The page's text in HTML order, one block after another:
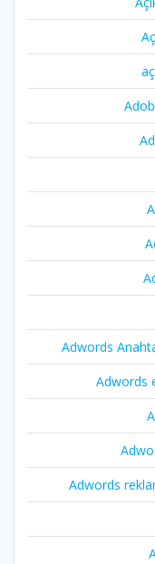
Adwords
Adwords
Adwords